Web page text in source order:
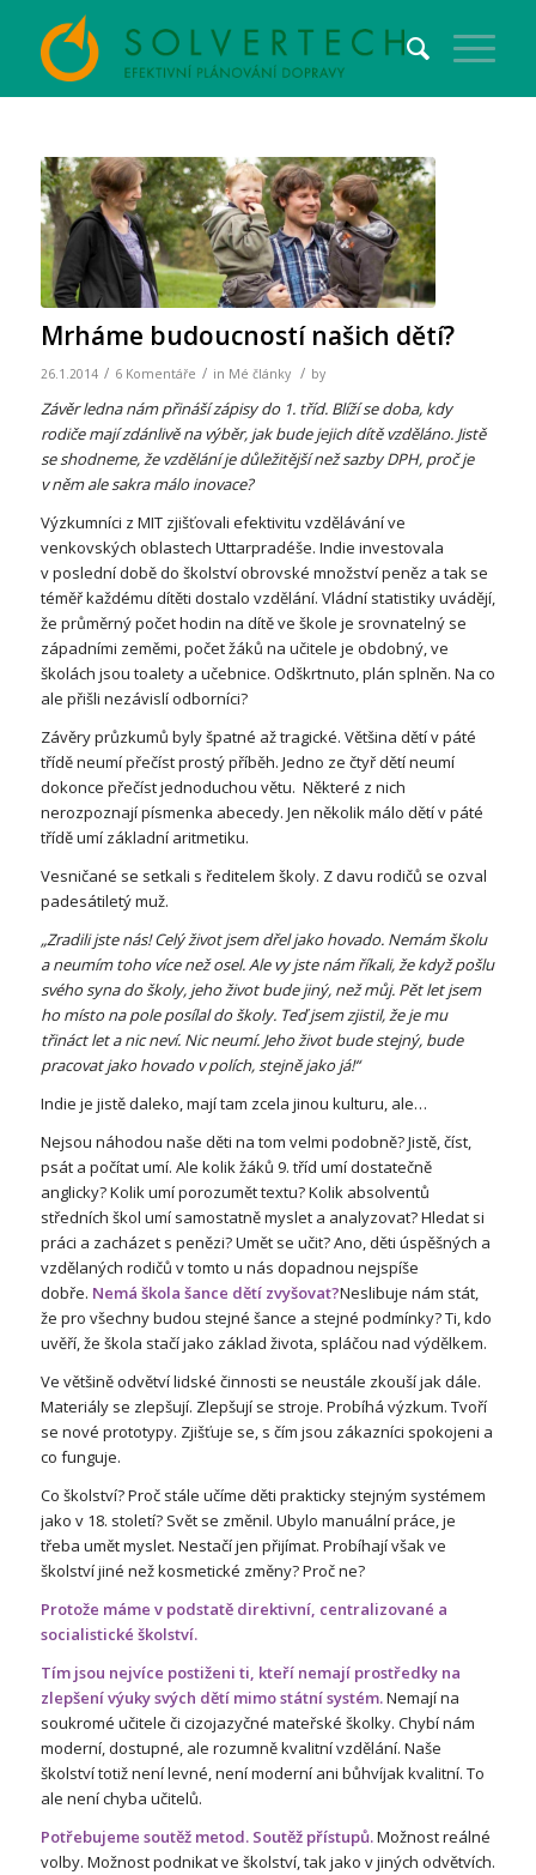
Mrháme budoucností našich dětí?
26.1.2014 / 6 Komentáře / in Mé články / by
Závěr ledna nám přináší zápisy do 1. tříd. Blíží se doba, kdy
rodiče mají zdánlivě na výběr, jak bude jejich dítě vzděláno. Jistě
se shodneme, že vzdělání je důležitější než sazby DPH, proč je
v něm ale sakra málo inovace?
Výzkumníci z MIT zjišťovali efektivitu vzdělávání ve
venkovských oblastech Uttarpradéše. Indie investovala
v poslední době do školství obrovské množství peněz a tak se
téměř každému dítěti dostalo vzdělání. Vládní statistiky uvádějí,
že průměrný počet hodin na dítě ve škole je srovnatelný se
západními zeměmi, počet žáků na učitele je obdobný, ve
školách jsou toalety a učebnice. Odškrtnuto, plán splněn. Na co
ale přišli nezávislí odborníci?
Závěry průzkumů byly špatné až tragické. Většina dětí v páté
třídě neumí přečíst prostý příběh. Jedno ze čtyř dětí neumí
dokonce přečíst jednoduchou větu. Některé z nich
nerozpoznají písmenka abecedy. Jen několik málo dětí v páté
třídě umí základní aritmetiku.
Vesničané se setkali s ředitelem školy. Z davu rodičů se ozval
padesátiletý muž.
„Zradili jste nás! Celý život jsem dřel jako hovado. Nemám školu
a neumím toho více než osel. Ale vy jste nám říkali, že když pošlu
svého syna do školy, jeho život bude jiný, než můj. Pět let jsem
ho místo na pole posílal do školy. Teď jsem zjistil, že je mu
třináct let a nic neví. Nic neumí. Jeho život bude stejný, bude
pracovat jako hovado v polích, stejně jako já!“
Indie je jistě daleko, mají tam zcela jinou kulturu, ale…
Nejsou náhodou naše děti na tom velmi podobně? Jistě, číst,
psát a počítat umí. Ale kolik žáků 9. tříd umí dostatečně
anglicky? Kolik umí porozumět textu? Kolik absolventů
středních škol umí samostatně myslet a analyzovat? Hledat si
práci a zacházet s penězi? Umět se učit? Ano, děti úspěšných a
vzdělaných rodičů v tomto u nás dopadnou nejspíše
dobře. Nemá škola šance dětí zvyšovat?Neslibuje nám stát,
že pro všechny budou stejné šance a stejné podmínky? Ti, kdo
uvěří, že škola stačí jako základ života, spláčou nad výdělkem.
Ve většině odvětví lidské činnosti se neustále zkouší jak dále.
Materiály se zlepšují. Zlepšují se stroje. Probíhá výzkum. Tvoří
se nové prototypy. Zjišťuje se, s čím jsou zákazníci spokojeni a
co funguje.
Co školství? Proč stále učíme děti prakticky stejným systémem
jako v 18. století? Svět se změnil. Ubylo manuální práce, je
třeba umět myslet. Nestačí jen přijímat. Probíhají však ve
školství jiné než kosmetické změny? Proč ne?
Protože máme v podstatě direktivní, centralizované a
socialistické školství.
Tím jsou nejvíce postiženi ti, kteří nemají prostředky na
zlepšení výuky svých dětí mimo státní systém.Nemají na
soukromé učitele či cizojazyčné mateřské školky. Chybí nám
moderní, dostupné, ale rozumně kvalitní vzdělání. Naše
školství totiž není levné, není moderní ani bůhvíjak kvalitní. To
ale není chyba učitelů.
Potřebujeme soutěž metod. Soutěž přístupů.Možnost reálné
volby. Možnost podnikat ve školství, tak jako v jiných odvětvích.